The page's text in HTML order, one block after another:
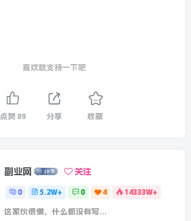
喜欢就支持一下吧
点赞 89 分享 收藏
副业网 关注
0 5.2W+ 0 4 14333W+
这家伙很懒，什么都没有写...